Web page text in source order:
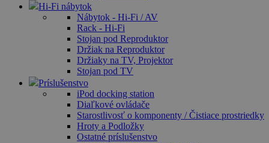
Hi-Fi nábytok
Nábytok - Hi-Fi / AV
Rack - Hi-Fi
Stojan pod Reproduktor
Držiak na Reproduktor
Držiaky na TV, Projektor
Stojan pod TV
Príslušenstvo
iPod docking station
Diaľkové ovládače
Starostlivosť o komponenty / Čistiace prostriedky
Hroty a Podložky
Ostatné príslušenstvo